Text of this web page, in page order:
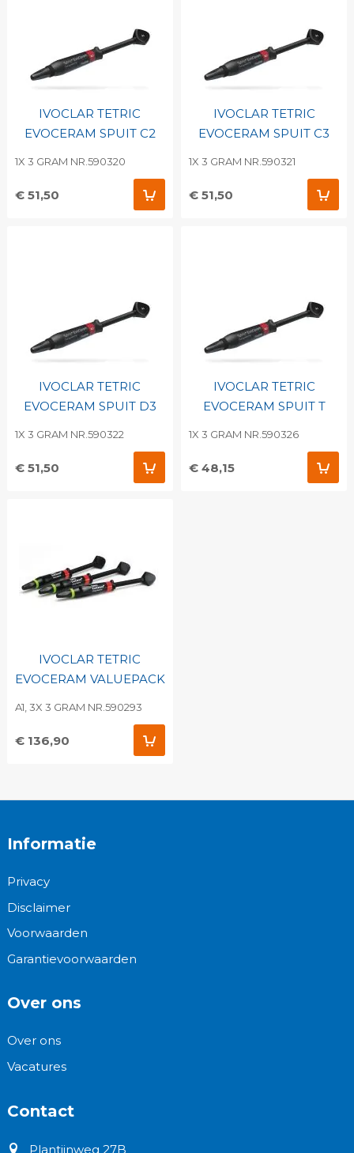
IVOCLAR TETRIC
EVOCERAM SPUIT C2
1X 3 GRAM NR.590320
€ 51,50
IVOCLAR TETRIC
EVOCERAM SPUIT C3
1X 3 GRAM NR.590321
€ 51,50
IVOCLAR TETRIC
EVOCERAM SPUIT D3
1X 3 GRAM NR.590322
€ 51,50
IVOCLAR TETRIC
EVOCERAM SPUIT T
1X 3 GRAM NR.590326
€ 48,15
IVOCLAR TETRIC
EVOCERAM VALUEPACK
A1, 3X 3 GRAM NR.590293
€ 136,90
Informatie
Privacy
Disclaimer
Voorwaarden
Garantievoorwaarden
Over ons
Over ons
Vacatures
Contact
Plantijnweg 27B